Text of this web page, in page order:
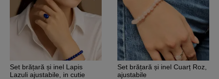
Set brățară și inel Lapis
Lazuli ajustabile, in cutie
Set brățară și inel Cuarț Roz,
ajustabile